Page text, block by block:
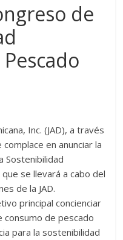
de
Inc. (JAD), a través
en anunciar la
Sostenibilidad
se llevará a cabo del
de la JAD.
principal concienciar
consumo de pescado
para la sostenibilidad